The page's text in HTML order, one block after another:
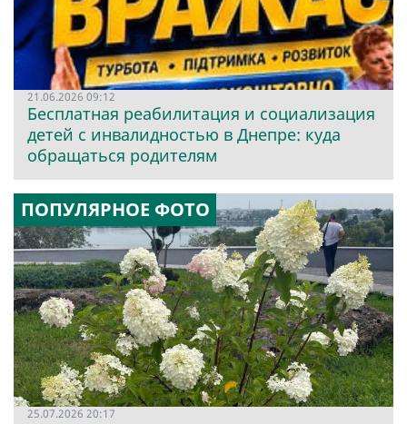
21.06.2026 09:12
Бесплатная реабилитация и социализация
детей с инвалидностью в Днепре: куда
обращаться родителям
ПОПУЛЯРНОЕ ФОТО
25.07.2026 20:17